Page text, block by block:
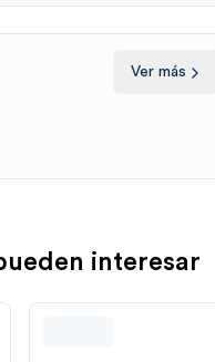
Ver más
interesar